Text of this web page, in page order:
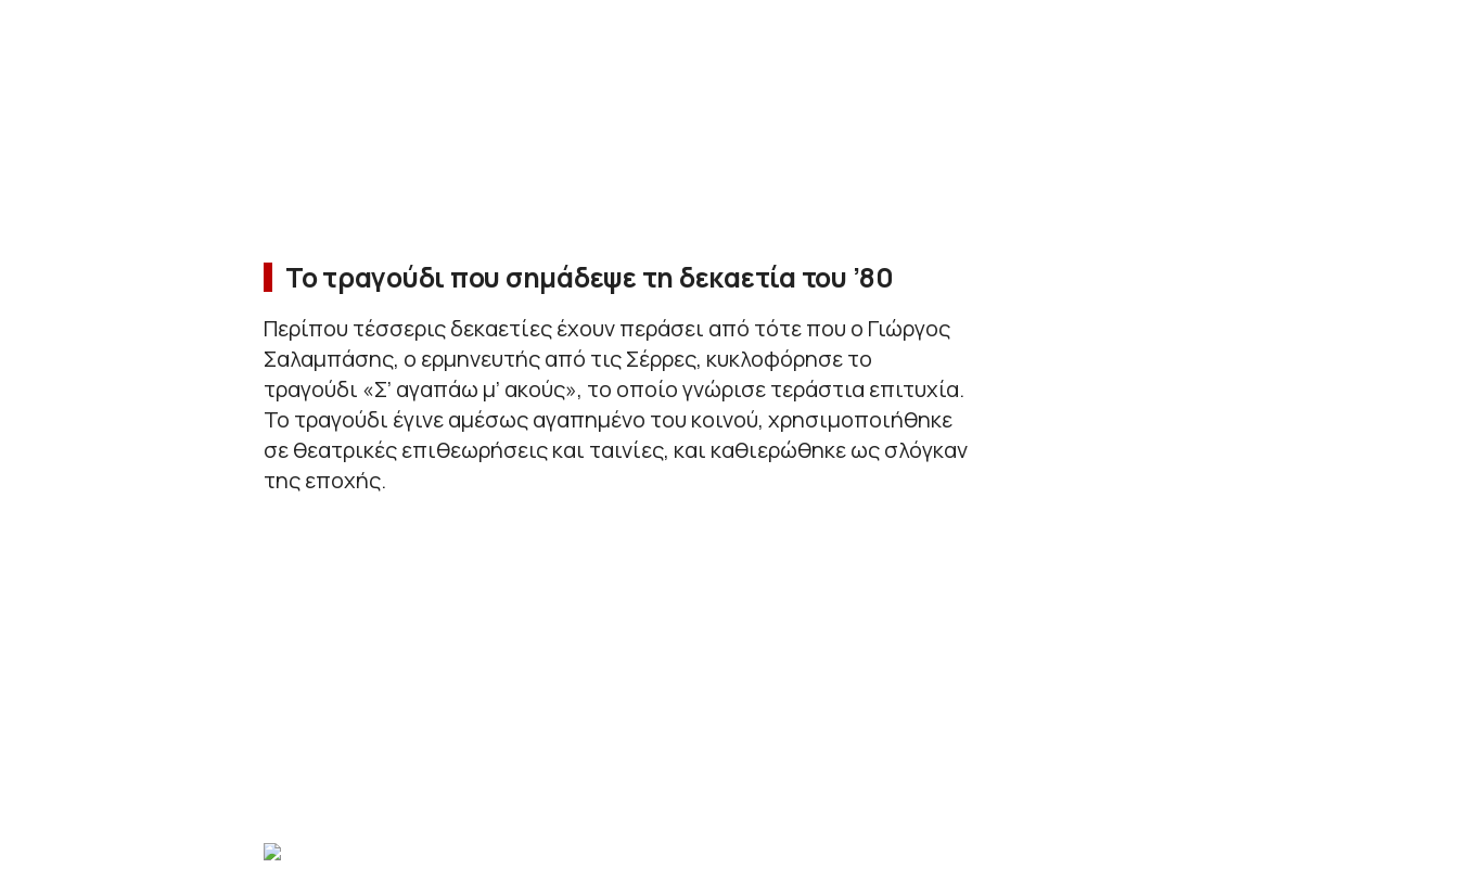
Το τραγούδι που σημάδεψε τη δεκαετία του ’80
Περίπου τέσσερις δεκαετίες έχουν περάσει από τότε που ο Γιώργος
Σαλαμπάσης, ο ερμηνευτής από τις Σέρρες, κυκλοφόρησε το
τραγούδι «Σ’ αγαπάω μ’ ακούς», το οποίο γνώρισε τεράστια επιτυχία.
Το τραγούδι έγινε αμέσως αγαπημένο του κοινού, χρησιμοποιήθηκε
σε θεατρικές επιθεωρήσεις και ταινίες, και καθιερώθηκε ως σλόγκαν
της εποχής.